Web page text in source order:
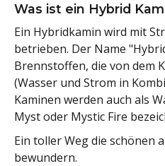
Was ist ein Hybrid
Ein Hybridkamin wird mit
betrieben. Der Name
Brennstoffen, die von dem
(Wasser und Strom in
Kaminen werden auch als
Myst oder Mystic Fire
Ein toller Weg die schönen
bewundern.